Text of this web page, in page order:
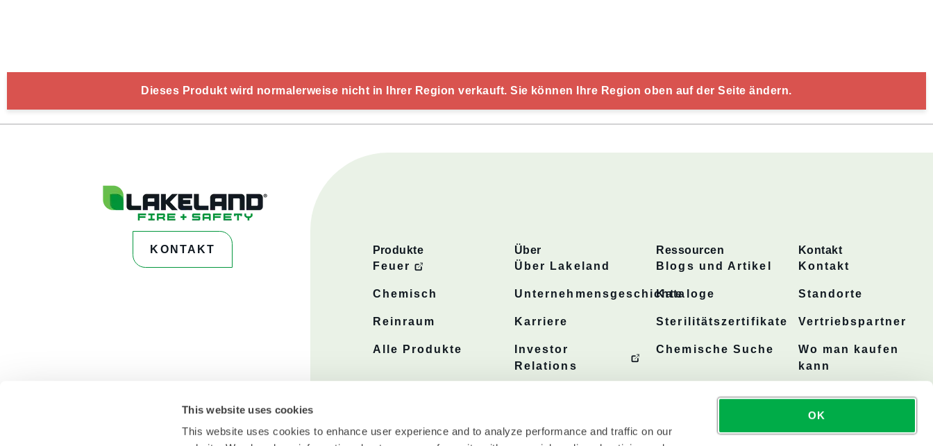
This website uses cookies
This website uses cookies to enhance user experience and to analyze performance and traffic on our
OK
Dieses Produkt wird normalerweise nicht in Ihrer Region verkauft. Sie können Ihre Region oben auf der Seite ändern.
KONTAKT
Produkte
Feuer
Chemisch
Reinraum
Alle Produkte
Über
Über Lakeland
Unternehmensgeschichte
Karriere
Investor
Relations
Ressourcen
Blogs und Artikel
Kataloge
Sterilitätszertifikate
Chemische Suche
Kontakt
Kontakt
Standorte
Vertriebspartner
Wo man kaufen
kann